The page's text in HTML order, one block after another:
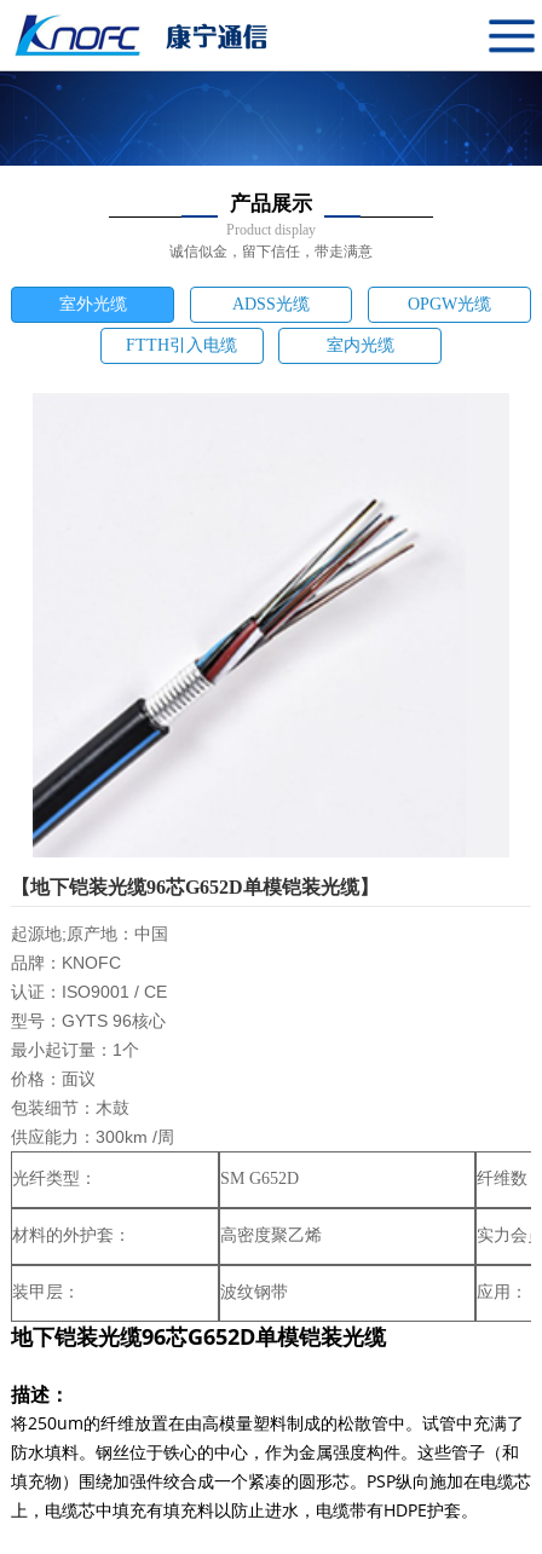
产品展示
Product display
诚信似金，留下信任，带走满意
室外光缆 ADSS光缆 OPGW光缆
FTTH引入电缆 室内光缆
【地下铠装光缆96芯G652D单模铠装光缆】
起源地;原产地：中国
品牌：KNOFC
认证：ISO9001 / CE
型号：GYTS 96核心
最小起订量：1个
价格：面议
包装细节：木鼓
供应能力：300km /周
光纤类型： SM G652D 纤维数
材料的外护套： 高密度聚乙烯 实力会
装甲层： 波纹钢带 应用：
地下铠装光缆96芯G652D单模铠装光缆
描述：
将250um的纤维放置在由高模量塑料制成的松散管中。试管中充满了
防水填料。钢丝位于铁心的中心，作为金属强度构件。这些管子（和
填充物）围绕加强件绞合成一个紧凑的圆形芯。PSP纵向施加在电缆芯
上，电缆芯中填充有填充料以防止进水，电缆带有HDPE护套。